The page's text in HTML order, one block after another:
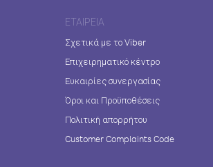
ΕΤΑΙΡΕΊΑ
Σχετικά με το Viber
Επιχειρηματικό κέντρο
Ευκαιρίες συνεργασίας
Όροι και Προϋποθέσεις
Πολιτική απορρήτου
Customer Complaints Code